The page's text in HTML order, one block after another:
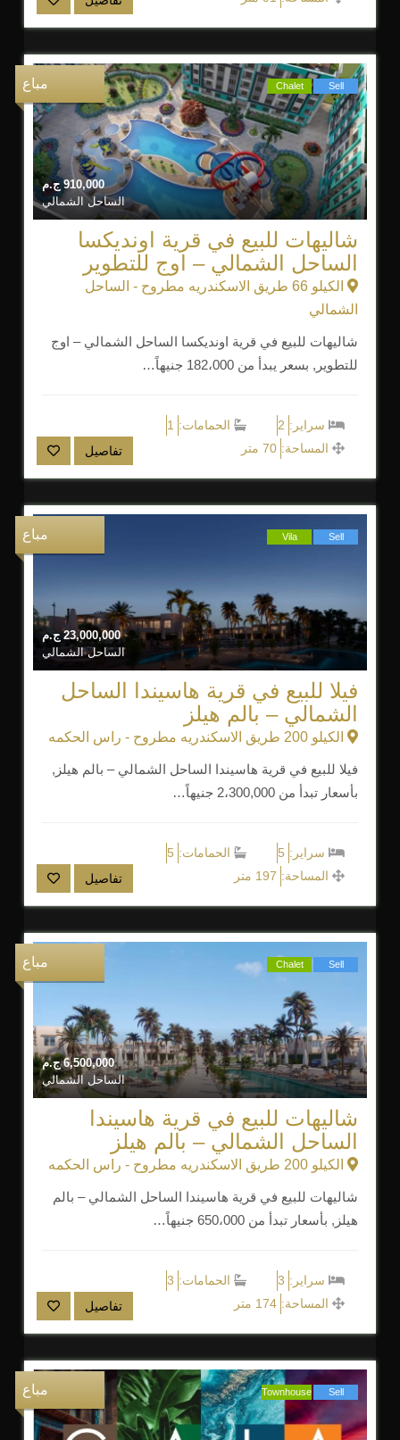
مباع
910,000 ج.م
الساحل الشمالي
Sell
Chalet
شاليهات للبيع في قرية اونديكسا
الساحل الشمالي – اوج للتطوير
الكيلو 66 طريق الاسكندريه مطروح - الساحل
الشمالي
شاليهات للبيع في قرية اونديكسا الساحل الشمالي – اوج
للتطوير, بسعر يبدأ من 182،000 جنيهاً…
سراير: 2 الحمامات: 1
المساحة: 70 متر تفاصيل
مباع
23,000,000 ج.م
الساحل الشمالي
Sell
Vila
فيلا للبيع في قرية هاسيندا الساحل
الشمالي – بالم هيلز
الكيلو 200 طريق الاسكندريه مطروح - راس الحكمه
فيلا للبيع في قرية هاسيندا الساحل الشمالي – بالم هيلز,
بأسعار تبدأ من 2،300,000 جنيهاً…
سراير: 5 الحمامات: 5
المساحة: 197 متر تفاصيل
مباع
6,500,000 ج.م
الساحل الشمالي
Sell
Chalet
شاليهات للبيع في قرية هاسيندا
الساحل الشمالي – بالم هيلز
الكيلو 200 طريق الاسكندريه مطروح - راس الحكمه
شاليهات للبيع في قرية هاسيندا الساحل الشمالي – بالم
هيلز, بأسعار تبدأ من 650،000 جنيهاً…
سراير: 3 الحمامات: 3
المساحة: 174 متر تفاصيل
مباع Sell
Townhouse